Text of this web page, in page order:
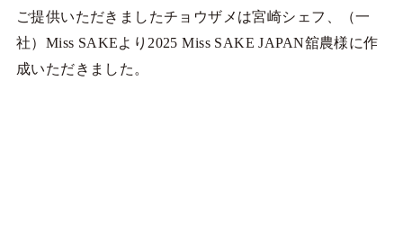
ご提供いただきましたチョウザメは宮崎シェフ、（一
社）Miss SAKEより2025 Miss SAKE JAPAN舘農様に作
成いただきました。